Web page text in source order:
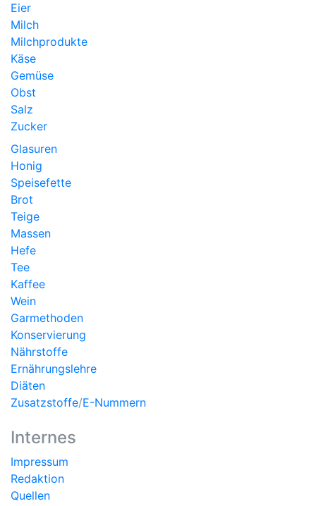
Eier
Milch
Milchprodukte
Käse
Gemüse
Obst
Salz
Zucker
Glasuren
Honig
Speisefette
Brot
Teige
Massen
Hefe
Tee
Kaffee
Wein
Garmethoden
Konservierung
Nährstoffe
Ernährungslehre
Diäten
Zusatzstoffe/E-Nummern
Internes
Impressum
Redaktion
Quellen